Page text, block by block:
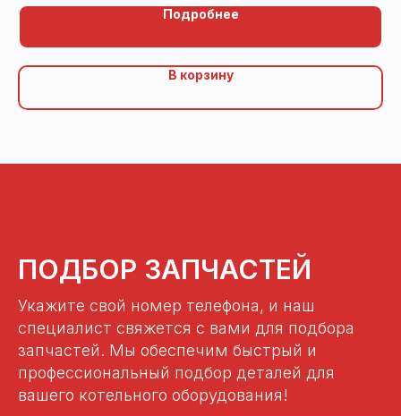
Подробнее
В корзину
ПОДБОР ЗАПЧАСТЕЙ
Укажите свой номер телефона, и наш
специалист свяжется с вами для подбора
запчастей. Мы обеспечим быстрый и
профессиональный подбор деталей для
вашего котельного оборудования!